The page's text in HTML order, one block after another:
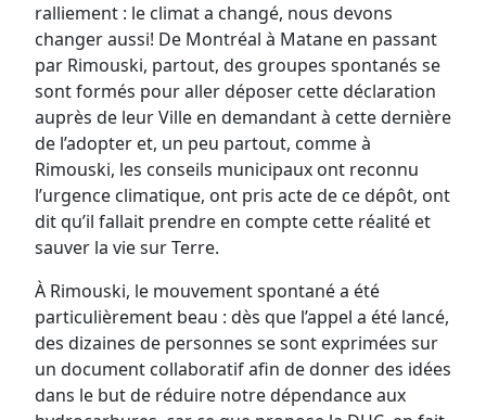
ralliement : le climat a changé, nous devons
changer aussi! De Montréal à Matane en passant
par Rimouski, partout, des groupes spontanés se
sont formés pour aller déposer cette déclaration
auprès de leur Ville en demandant à cette dernière
de l’adopter et, un peu partout, comme à
Rimouski, les conseils municipaux ont reconnu
l’urgence climatique, ont pris acte de ce dépôt, ont
dit qu’il fallait prendre en compte cette réalité et
sauver la vie sur Terre.
À Rimouski, le mouvement spontané a été
particulièrement beau : dès que l’appel a été lancé,
des dizaines de personnes se sont exprimées sur
un document collaboratif afin de donner des idées
dans le but de réduire notre dépendance aux